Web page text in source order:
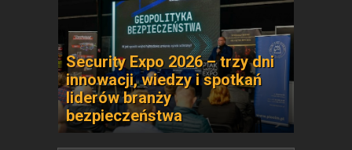
Security Expo 2026 – trzy dni
innowacji, wiedzy i spotkań
liderów branży
bezpieczeństwa